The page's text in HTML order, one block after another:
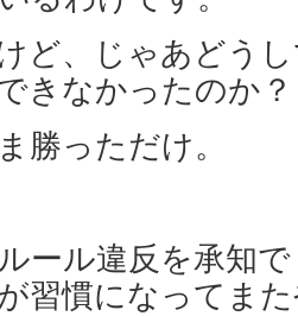
ど、じゃあどう
きなかったのか？
勝っただけ。
ール違反を承知
習慣になってま